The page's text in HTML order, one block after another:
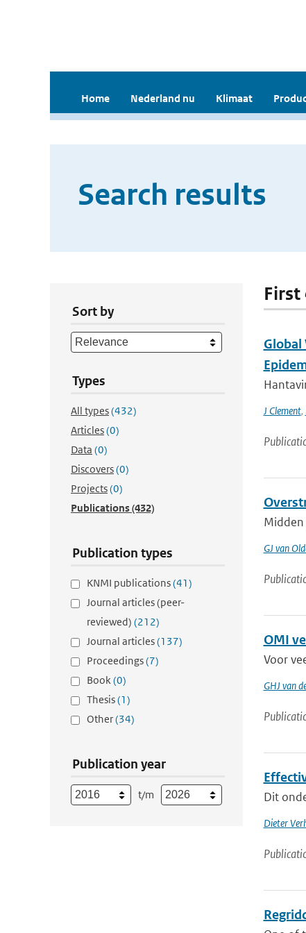
Home Nederland nu Klimaat
Search results
Sort by
Types
All types(432)
Articles(0)
Data (0)
Discovers(0)
Projects(0)
Publications(432)
Publication types
KNMI publications(41)
Journal articles (peer-
reviewed) (212)
Journal articles(137)
Proceedings(7)
Book(0)
Thesis(1)
Other(34)
Publication year
t/m
First
Global
J Clement,
GJ van
OMI
Voor
GHJ van
Dit
Dieter